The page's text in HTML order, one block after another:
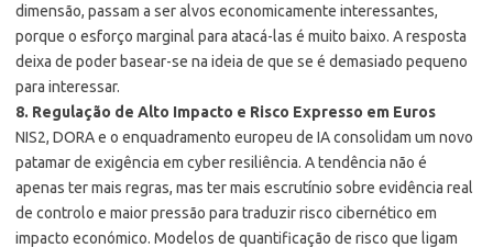
dimensão, passam a ser alvos economicamente interessantes,
porque o esforço marginal para atacá-las é muito baixo. A resposta
deixa de poder basear-se na ideia de que se é demasiado pequeno
para interessar.
8. Regulação de Alto Impacto e Risco Expresso em Euros
NIS2, DORA e o enquadramento europeu de IA consolidam um novo
patamar de exigência em cyber resiliência. A tendência não é
apenas ter mais regras, mas ter mais escrutínio sobre evidência real
de controlo e maior pressão para traduzir risco cibernético em
impacto económico. Modelos de quantificação de risco que ligam